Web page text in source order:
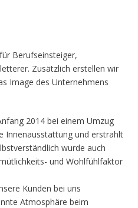
Berufseinsteiger,
Zusätzlich erstellen wir
Image des Unternehmens
2014 bei einem Umzug
Innenausstattung und erstrahlt
wurde auch
und Wohlfühlfaktor
Kunden bei uns
Atmosphäre beim